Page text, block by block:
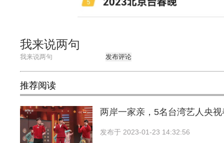
我来说两句
发布评论
推荐阅读
两岸一家亲，5名台湾艺人央
发布于 2023-01-23 14:32:56